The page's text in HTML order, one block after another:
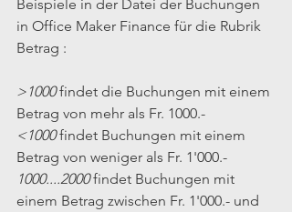
Beispiele in der Datei der Buchungen
in Office Maker Finance für die Rubrik
Betrag :
>1000 findet die Buchungen mit einem
Betrag von mehr als Fr. 1000.-
<1000 findet Buchungen mit einem
Betrag von weniger als Fr. 1'000.-
1000....2000 findet Buchungen mit
einem Betrag zwischen Fr. 1'000.- und